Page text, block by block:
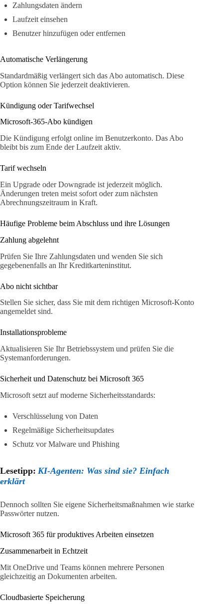
Zahlungsdaten ändern
Laufzeit einsehen
Benutzer hinzufügen oder entfernen
Automatische Verlängerung
Standardmäßig verlängert sich das Abo automatisch. Diese
Option können Sie jederzeit deaktivieren.
Kündigung oder Tarifwechsel
Microsoft-365-Abo kündigen
Die Kündigung erfolgt online im Benutzerkonto. Das Abo
bleibt bis zum Ende der Laufzeit aktiv.
Tarif wechseln
Ein Upgrade oder Downgrade ist jederzeit möglich.
Änderungen treten meist sofort oder zum nächsten
Abrechnungszeitraum in Kraft.
Häufige Probleme beim Abschluss und ihre Lösungen
Zahlung abgelehnt
Prüfen Sie Ihre Zahlungsdaten und wenden Sie sich
gegebenenfalls an Ihr Kreditkarteninstitut.
Abo nicht sichtbar
Stellen Sie sicher, dass Sie mit dem richtigen Microsoft-Konto
angemeldet sind.
Installationsprobleme
Aktualisieren Sie Ihr Betriebssystem und prüfen Sie die
Systemanforderungen.
Sicherheit und Datenschutz bei Microsoft 365
Microsoft setzt auf moderne Sicherheitsstandards:
Verschlüsselung von Daten
Regelmäßige Sicherheitsupdates
Schutz vor Malware und Phishing
Lesetipp: KI-Agenten: Was sind sie? Einfach
erklärt
Dennoch sollten Sie eigene Sicherheitsmaßnahmen wie starke
Passwörter nutzen.
Microsoft 365 für produktives Arbeiten einsetzen
Zusammenarbeit in Echtzeit
Mit OneDrive und Teams können mehrere Personen
gleichzeitig an Dokumenten arbeiten.
Cloudbasierte Speicherung